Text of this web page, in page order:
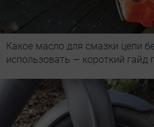
Какое масло для смазки цепи
использовать — короткий гайд